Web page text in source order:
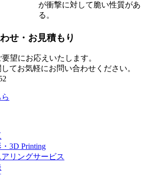
が衝撃に対して脆い性質があ
る。
せ・お見積もり
望にお応えいたします。
てお気軽にお問い合わせください。
3D Printing
リングサービス